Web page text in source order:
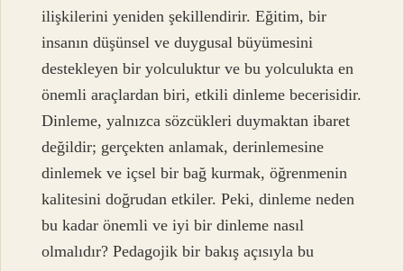
ilişkilerini yeniden şekillendirir. Eğitim, bir
insanın düşünsel ve duygusal büyümesini
destekleyen bir yolculuktur ve bu yolculukta en
önemli araçlardan biri, etkili dinleme becerisidir.
Dinleme, yalnızca sözcükleri duymaktan ibaret
değildir; gerçekten anlamak, derinlemesine
dinlemek ve içsel bir bağ kurmak, öğrenmenin
kalitesini doğrudan etkiler. Peki, dinleme neden
bu kadar önemli ve iyi bir dinleme nasıl
olmalıdır? Pedagojik bir bakış açısıyla bu